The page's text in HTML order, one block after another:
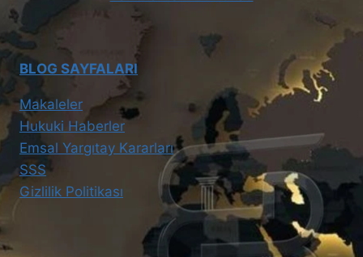
BLOG SAYFALARI
Makaleler
Hukuki Haberler
Emsal Yargıtay Kararları
SSS
Gizlilik Politikası